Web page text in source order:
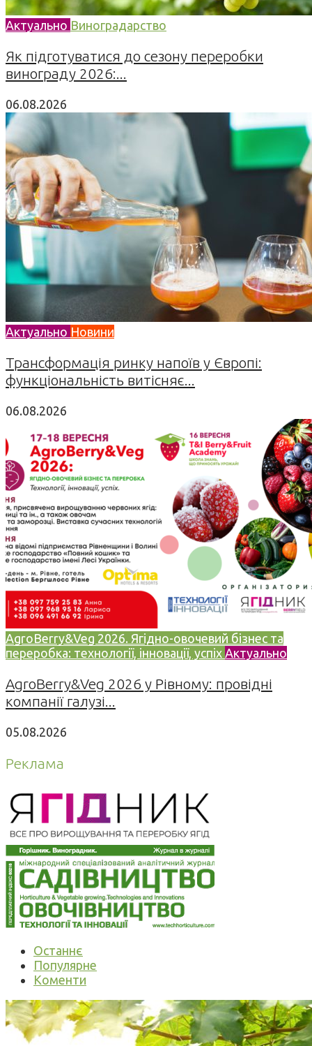
Актуально Виноградарство
Як підготуватися до сезону переробки
винограду 2026:...
06.08.2026
Актуально Новини
Трансформація ринку напоїв у Європі:
функціональність витісняє...
06.08.2026
AgroBerry&Veg 2026. Ягідно-овочевий бізнес та
переробка: технології, інновації, успіх Актуально
AgroBerry&Veg 2026 у Рівному: провідні
компанії галузі...
05.08.2026
Реклама
Останнє
Популярне
Коменти